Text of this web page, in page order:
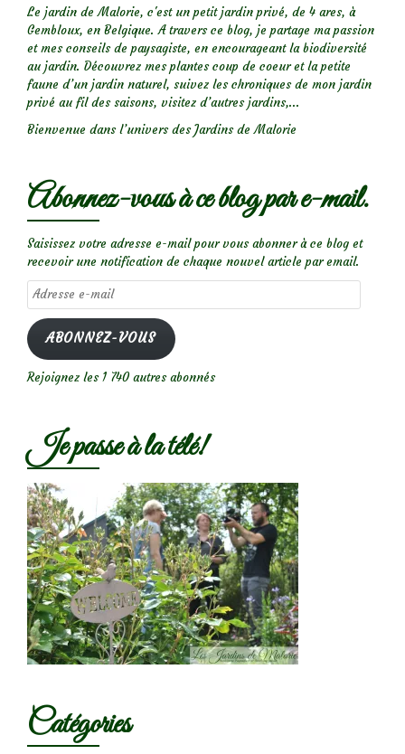
Le jardin de Malorie, c'est un petit jardin privé, de 4 ares, à
Gembloux, en Belgique. A travers ce blog, je partage ma passion
et mes conseils de paysagiste, en encourageant la biodiversité
au jardin. Découvrez mes plantes coup de coeur et la petite
faune d’un jardin naturel, suivez les chroniques de mon jardin
privé au fil des saisons, visitez d’autres jardins,...
Bienvenue dans l’univers des Jardins de Malorie
Abonnez-vous à ce blog par e-mail.
Saisissez votre adresse e-mail pour vous abonner à ce blog et
recevoir une notification de chaque nouvel article par email.
Adresse
e-
mail
ABONNEZ-VOUS
Rejoignez les 1 740 autres abonnés
Je passe à la télé!
Catégories